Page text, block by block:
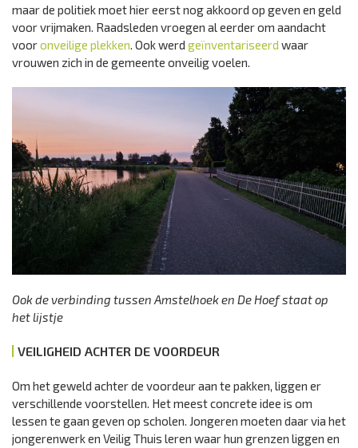
maar de politiek moet hier eerst nog akkoord op geven en geld
voor vrijmaken. Raadsleden vroegen al eerder om aandacht
vooronveilige plekken. Ook werd geïnventariseerd waar
vrouwen zich in de gemeente onveilig voelen.
Ook de verbinding tussen Amstelhoek en De Hoef staat op
het lijstje
VEILIGHEID ACHTER DE VOORDEUR
Om het geweld achter de voordeur aan te pakken, liggen er
verschillende voorstellen. Het meest concrete idee is om
lessen te gaan geven op scholen. Jongeren moeten daar via het
jongerenwerk en Veilig Thuis leren waar hun grenzen liggen en